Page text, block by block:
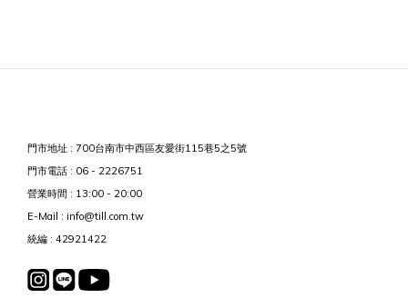
門市地址 : 700台南市中西區友愛街115巷5之5號
門市電話 : 06 - 2226751
營業時間 : 13:00 - 20:00
E-Mail : info@till.com.tw
統編 : 42921422